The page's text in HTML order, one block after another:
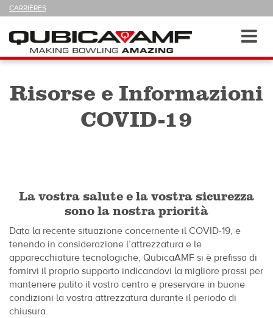
CARRIÈRES
NOUS
Navigation
Risorse e Informazioni
COVID-19
La vostra salute e la vostra sicurezza
sono la nostra priorità
Data la recente situazione concernente il COVID-19, e
tenendo in considerazione l’attrezzatura e le
apparecchiature tecnologiche, QubicaAMF si è prefissa di
fornirvi il proprio supporto indicandovi la migliore prassi per
mantenere pulito il vostro centro e preservare in buone
condizioni la vostra attrezzatura durante il periodo di
chiusura.